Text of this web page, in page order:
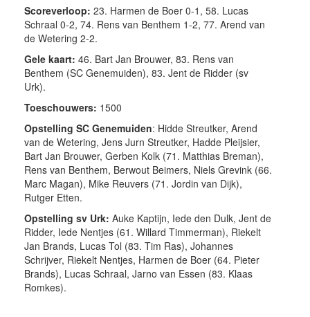
Scoreverloop: 23. Harmen de Boer 0-1, 58. Lucas
Schraal 0-2, 74. Rens van Benthem 1-2, 77. Arend van
de Wetering 2-2.
Gele kaart: 46. Bart Jan Brouwer, 83. Rens van
Benthem (SC Genemuiden), 83. Jent de Ridder (sv
Urk).
Toeschouwers: 1500
Opstelling SC Genemuiden: Hidde Streutker, Arend
van de Wetering, Jens Jurn Streutker, Hadde Pleijsier,
Bart Jan Brouwer, Gerben Kolk (71. Matthias Breman),
Rens van Benthem, Berwout Beimers, Niels Grevink (66.
Marc Magan), Mike Reuvers (71. Jordin van Dijk),
Rutger Etten.
Opstelling sv Urk: Auke Kaptijn, Iede den Dulk, Jent de
Ridder, Iede Nentjes (61. Willard Timmerman), Riekelt
Jan Brands, Lucas Tol (83. Tim Ras), Johannes
Schrijver, Riekelt Nentjes, Harmen de Boer (64. Pieter
Brands), Lucas Schraal, Jarno van Essen (83. Klaas
Romkes).